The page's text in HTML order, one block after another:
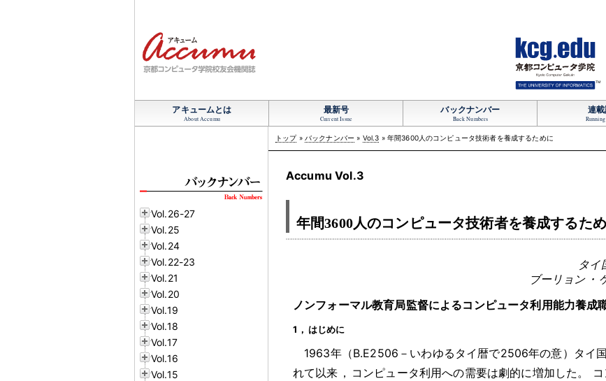
TM
アキュームとは
About Accumu
最新号
Current Issue
バックナンバー
Back Numbers
連
Vol.26-27
Vol.25
Vol.24
Vol.22-23
Vol.21
Vol.20
Vol.19
Vol.18
Vol.17
Vol.16
Vol.15
トップ» バックナンバー » Vol.3 » 年間3600人のコンピュータ技術者を養成するために
Accumu Vol.3
年間3600人のコンピュータ技術者を養成するた
タイ
ブーリョン ・
ノンフォーマル教育局監督によるコンピュータ利用能力養成
1 ， はじめに
1963年（B.E2506－いわゆるタイ暦で2506年の意）タイ
れて以来 ， コンピュータ利用への需要は劇的に増加した 。